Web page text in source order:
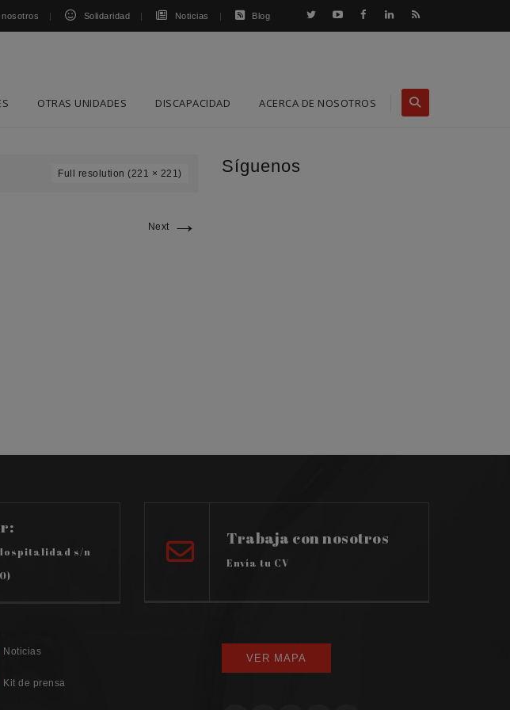
Solidaridad Noticias Blog
OTRAS UNIDADES DISCAPACIDAD ACERCA DE NOSOTROS
Full resolution (221 × 221)
Next →
Síguenos
s/n
Trabaja con nosotros
Envía tu CV
Noticias
Kit de prensa
VER MAPA